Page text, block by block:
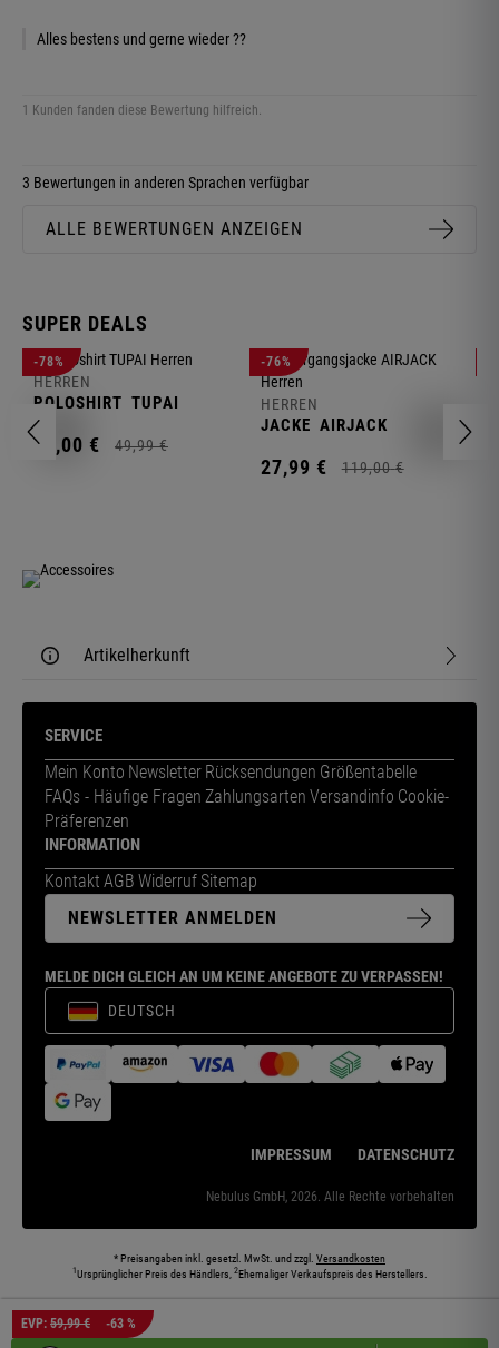
EVP: 59,99 € -63 %
Alles bestens und gerne wieder ??
1 Kunden fanden diese Bewertung hilfreich.
3 Bewertungen in anderen Sprachen verfügbar
ALLE BEWERTUNGEN ANZEIGEN
SUPER DEALS
-78%
HERREN
POLOSHIRT TUPAI
11,00 € 49,99 €
-76%
HERREN
JACKE AIRJACK
27,99 € 119,00 €
Artikelherkunft
SERVICE
Mein Konto Newsletter Rücksendungen Größentabelle
FAQs - Häufige Fragen Zahlungsarten Versandinfo Cookie-
Präferenzen
INFORMATION
Kontakt AGB Widerruf Sitemap
NEWSLETTER ANMELDEN
MELDE DICH GLEICH AN UM KEINE ANGEBOTE ZU VERPASSEN!
DEUTSCH
IMPRESSUM DATENSCHUTZ
Nebulus GmbH, 2026. Alle Rechte vorbehalten
* Preisangaben inkl. gesetzl. MwSt. und zzgl. Versandkosten
1Ursprünglicher Preis des Händlers, 2Ehemaliger Verkaufspreis des Herstellers.
Die abgebildeten Models und Umgebungen können teilweise KI-generiert sein. Die
dargestellten Produkte entsprechen den angebotenen Artikeln.